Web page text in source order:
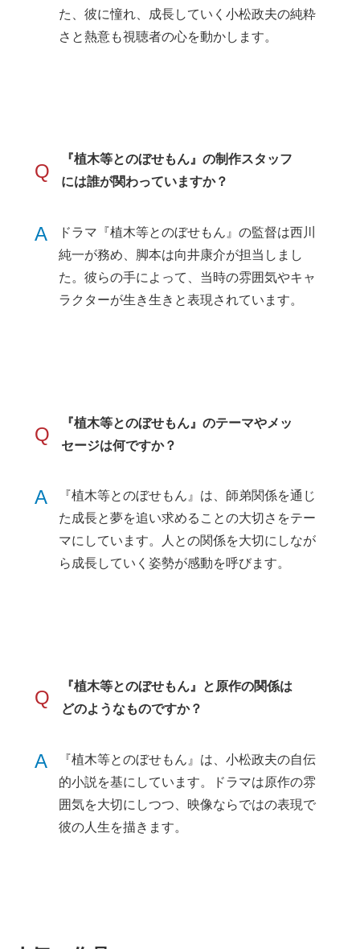
た、彼に憧れ、成長していく小松政夫の純粋
さと熱意も視聴者の心を動かします。
Q
『植木等とのぼせもん』の制作スタッフ
には誰が関わっていますか？
A
ドラマ『植木等とのぼせもん』の監督は西川
純一が務め、脚本は向井康介が担当しまし
た。彼らの手によって、当時の雰囲気やキャ
ラクターが生き生きと表現されています。
Q
『植木等とのぼせもん』のテーマやメッ
セージは何ですか？
A
『植木等とのぼせもん』は、師弟関係を通じ
た成長と夢を追い求めることの大切さをテー
マにしています。人との関係を大切にしなが
ら成長していく姿勢が感動を呼びます。
Q
『植木等とのぼせもん』と原作の関係は
どのようなものですか？
A
『植木等とのぼせもん』は、小松政夫の自伝
的小説を基にしています。ドラマは原作の雰
囲気を大切にしつつ、映像ならではの表現で
彼の人生を描きます。